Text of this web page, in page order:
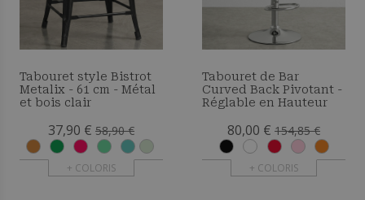
Tabouret style Bistrot
Metalix - 61 cm - Métal
et bois clair
37,90 € 58,90 €
+ COLORIS
Tabouret de Bar
Curved Back Pivotant -
Réglable en Hauteur
80,00 € 154,85 €
+ COLORIS